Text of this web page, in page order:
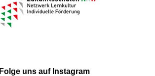
Folge uns auf Instagram